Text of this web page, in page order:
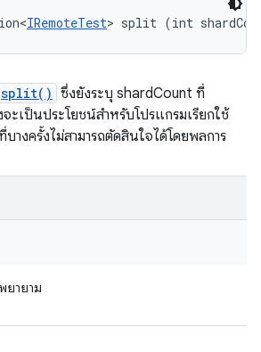
IRemoteTest> split (int
split() ซึ่งยังระบุ shardCount ที่
จะเป็นประโยชน์สำหรับโปรแกรมเรียกใช้
บางครั้งไม่สามารถตัดสินใจได้โดยพลการ
ยายาม